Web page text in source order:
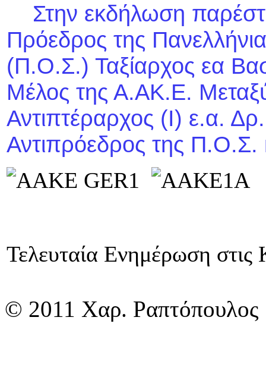
Στην εκδήλωση
Πρόεδρος της
(Π.Ο.Σ.) Ταξίαρχος εα
Μέλος της Α.ΑΚ.Ε.
Αντιπτέραρχος (Ι) ε.α.
Αντιπρόεδρος της Π.Ο.Σ.
Τελευταία Ενημέρωση
© 2011 Χαρ. Ραπτόπουλος